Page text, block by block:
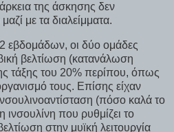
της άσκησης δεν
με τα διαλείμματα.
εβδομάδων, οι δύο ομάδες
βελτίωση (κατανάλωση
τάξης του 20% περίπου, όπως
τους. Επίσης είχαν
(πόσο καλά το
που ρυθμίζει το
στην μυϊκή λειτουργία